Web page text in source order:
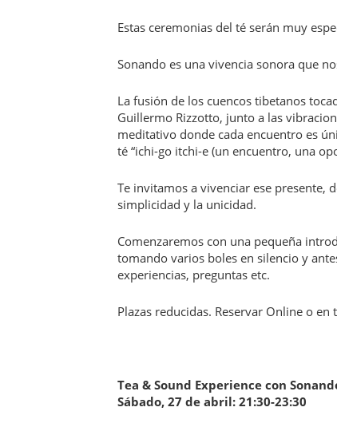
Estas ceremonias del té serán muy
Sonando es una vivencia sonora que
La fusión de los cuencos tibetanos
Guillermo Rizzotto, junto a las
meditativo donde cada encuentro es
té “ichi-go itchi-e (un encuentro, una
Te invitamos a vivenciar ese presente,
simplicidad y la unicidad.
Comenzaremos con una pequeña
tomando varios boles en silencio y
experiencias, preguntas etc.
Plazas reducidas. Reservar Online o
Tea & Sound Experience con
Sábado, 27 de abril: 21:30-23:30